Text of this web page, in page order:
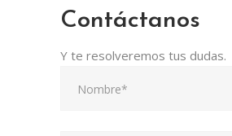
Contáctanos
Y te resolveremos tus dudas.